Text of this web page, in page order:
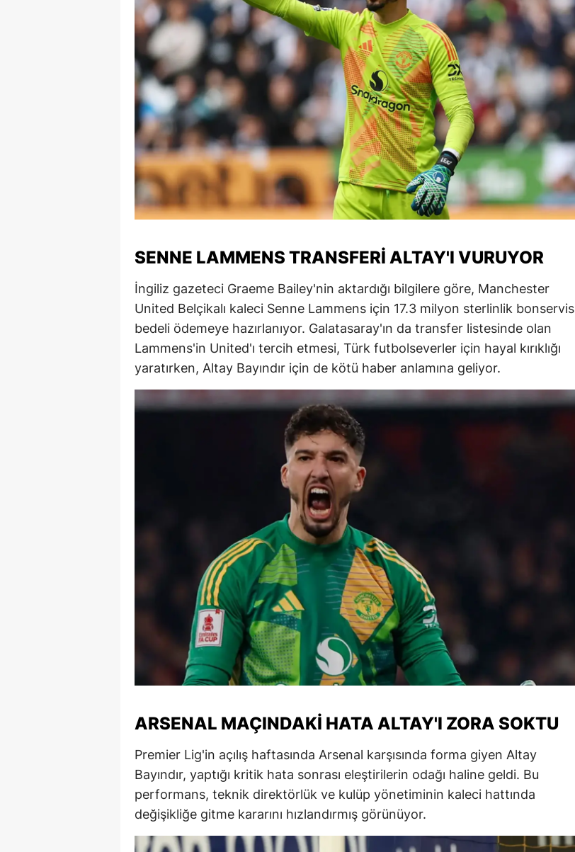
SENNE LAMMENS TRANSFERI ALTAY'I VURUYOR
İngiliz gazeteci Graeme Bailey'nin aktardığı bilgilere göre, Manchester
United Belçikalı kaleci Senne Lammens için 17.3 milyon sterlinlik bonservis
bedeli ödemeye hazırlanıyor. Galatasaray'ın da transfer listesinde olan
Lammens'in United'ı tercih etmesi, Türk futbolseverler için hayal kırıklığı
yaratırken, Altay Bayındır için de kötü haber anlamına geliyor.
ARSENAL MAÇINDAKI HATA ALTAY'I ZORA SOKTU
Premier Lig'in açılış haftasında Arsenal karşısında forma giyen Altay
Bayındır, yaptığı kritik hata sonrası eleştirilerin odağı haline geldi. Bu
performans, teknik direktörlük ve kulüp yönetiminin kaleci hattında
değişikliğe gitme kararını hızlandırmış görünüyor.